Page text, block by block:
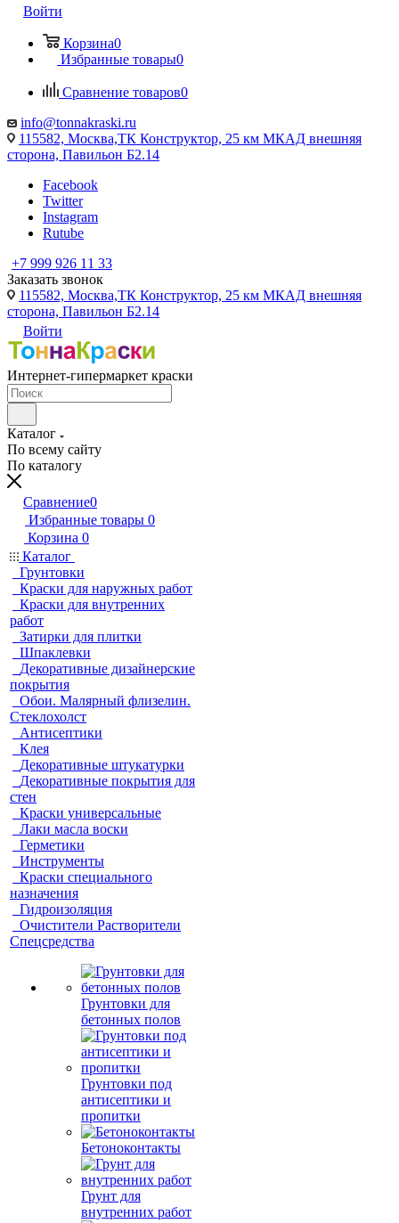
Войти
Корзина0
Избранные товары0
Сравнение товаров0
info@tonnakraski.ru
115582, Москва,ТК Конструктор, 25 км МКАД внешняя
сторона, Павильон Б2.14
Facebook
Twitter
Instagram
Rutube
+7 999 926 11 33
Заказать звонок
115582, Москва,ТК Конструктор, 25 км МКАД внешняя
сторона, Павильон Б2.14
Войти
Интернет-гипермаркет краски
Каталог
По всему сайту
По каталогу
Сравнение0
Избранные товары 0
Корзина 0
Каталог
Грунтовки
Краски для наружных работ
Краски для внутренних
работ
Затирки для плитки
Шпаклевки
Декоративные дизайнерские
покрытия
Обои. Малярный флизелин.
Стеклохолст
Антисептики
Клея
Декоративные штукатурки
Декоративные покрытия для
стен
Краски универсальные
Лаки масла воски
Герметики
Инструменты
Краски специального
назначения
Гидроизоляция
Очистители Растворители
Спецсредства
Грунтовки для
бетонных полов
Грунтовки под
антисептики и
пропитки
Бетоноконтакты
Грунт для
внутренних работ